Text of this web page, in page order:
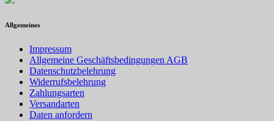
Allgemeines
Impressum
Allgemeine Geschäftsbedingungen AGB
Datenschutzbelehrung
Widerrufsbelehrung
Zahlungsarten
Versandarten
Daten anfordern